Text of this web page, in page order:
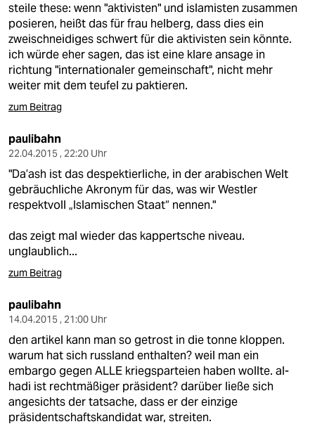
steile these: wenn "aktivisten" und islamisten zusammen
posieren, heißt das für frau helberg, dass dies ein
zweischneidiges schwert für die aktivisten sein könnte.
ich würde eher sagen, das ist eine klare ansage in
richtung "internationaler gemeinschaft", nicht mehr
weiter mit dem teufel zu paktieren.
zum Beitrag
paulibahn
22.04.2015 , 22:20 Uhr
"Da’ash ist das despektierliche, in der arabischen Welt
gebräuchliche Akronym für das, was wir Westler
respektvoll „Islamischen Staat“ nennen."
das zeigt mal wieder das kappertsche niveau.
unglaublich...
zum Beitrag
paulibahn
14.04.2015 , 21:00 Uhr
den artikel kann man so getrost in die tonne kloppen.
warum hat sich russland enthalten? weil man ein
embargo gegen ALLE kriegsparteien haben wollte. al-
hadi ist rechtmäßiger präsident? darüber ließe sich
angesichts der tatsache, dass er der einzige
präsidentschaftskandidat war, streiten.